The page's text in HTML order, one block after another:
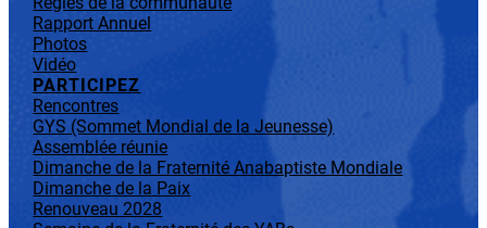
Rapport Annuel
Photos
Vidéo
PARTICIPEZ
Rencontres
GYS (Sommet Mondial de la Jeunesse)
Assemblée réunie
Dimanche de la Fraternité Anabaptiste Mondiale
Dimanche de la Paix
Renouveau 2028